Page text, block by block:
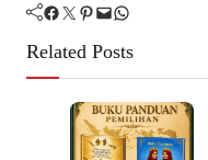
Facebook Twitter Pinterest Mail WhatsApp
Related Posts